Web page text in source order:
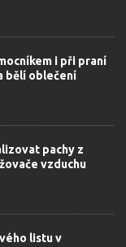
i při praní
bělí oblečení
pachy z
vzduchu
listu v